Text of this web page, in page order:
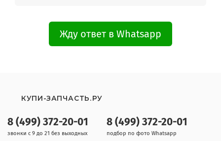
Жду ответ в Whatsapp
8 (499) 372-20-01
звонки с 9 до 21 без выходных
8 (499) 372-20-01
подбор по фото Whatsapp
КУПИ-ЗАПЧАСТЬ.РУ